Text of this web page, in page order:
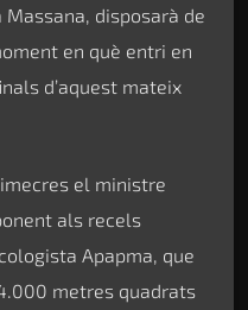
disposarà de
en què entri en
d’aquest mateix
el ministre
als recels
Apapma, que
metres quadrats